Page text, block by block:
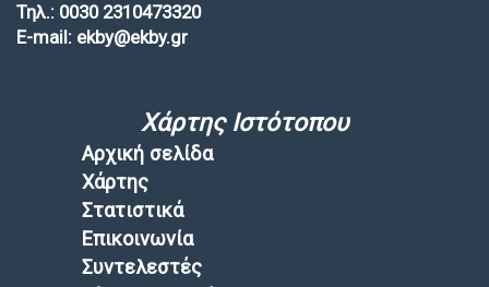
Τηλ.: 0030 2310473320
E-mail: ekby@ekby.gr
Χάρτης Ιστότοπου
Αρχική σελίδα
Χάρτης
Στατιστικά
Επικοινωνία
Συντελεστές